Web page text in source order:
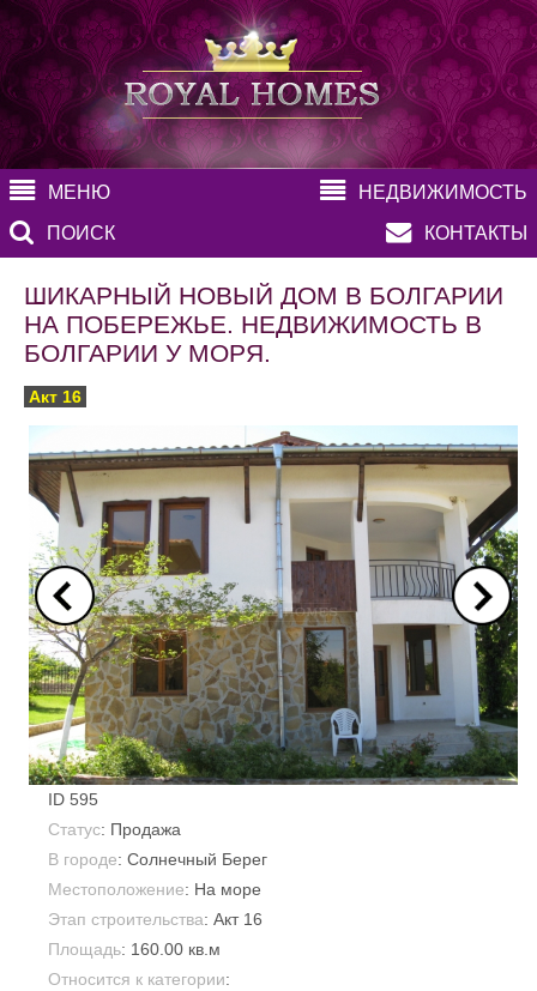
МЕНЮ
НЕДВИЖИМОСТЬ
ПОИСК
КОНТАКТЫ
ШИКАРНЫЙ НОВЫЙ ДОМ В БОЛГАРИИ
НА ПОБЕРЕЖЬЕ. НЕДВИЖИМОСТЬ В
БОЛГАРИИ У МОРЯ.
Акт 16
ID 595
Статус: Продажа
В городе: Солнечный Берег
Местоположение: На море
Этап строительства: Акт 16
Площадь: 160.00 кв.м
Относится к категории: